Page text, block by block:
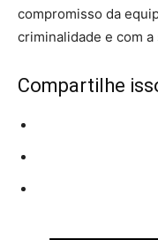
compromisso da
criminalidade e com
Compartilhe